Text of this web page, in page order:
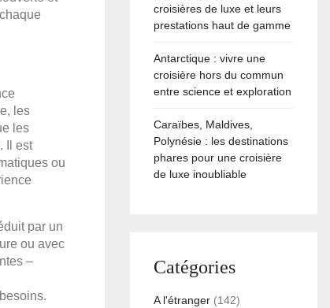
les
les
Il est
ou
par un
ou avec
–
croisières de luxe et leurs
prestations haut de gamme
Antarctique : vivre une
croisière hors du commun
entre science et exploration
Caraïbes, Maldives,
Polynésie : les destinations
phares pour une croisière
de luxe inoubliable
Catégories
A l'étranger (142)